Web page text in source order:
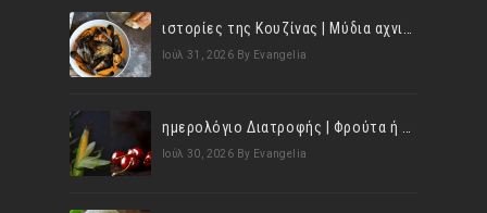
Ιούλ 31, 2026 By Evangelia
Ιούλ 30, 2026 By Evangelia